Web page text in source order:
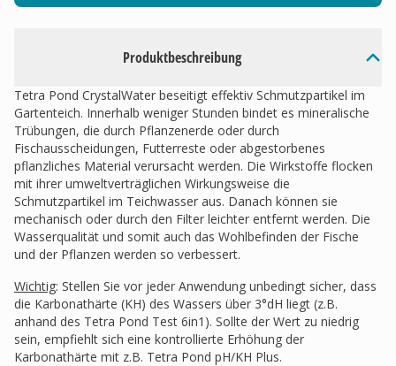
Produktbeschreibung
Tetra Pond CrystalWater beseitigt effektiv Schmutzpartikel im
Gartenteich. Innerhalb weniger Stunden bindet es mineralische
Trübungen, die durch Pflanzenerde oder durch
Fischausscheidungen, Futterreste oder abgestorbenes
pflanzliches Material verursacht werden. Die Wirkstoffe flocken
mit ihrer umweltverträglichen Wirkungsweise die
Schmutzpartikel im Teichwasser aus. Danach können sie
mechanisch oder durch den Filter leichter entfernt werden. Die
Wasserqualität und somit auch das Wohlbefinden der Fische
und der Pflanzen werden so verbessert.
Wichtig: Stellen Sie vor jeder Anwendung unbedingt sicher, dass
die Karbonathärte (KH) des Wassers über 3°dH liegt (z.B.
anhand des Tetra Pond Test 6in1). Sollte der Wert zu niedrig
sein, empfiehlt sich eine kontrollierte Erhöhung der
Karbonathärte mit z.B. Tetra Pond pH/KH Plus.